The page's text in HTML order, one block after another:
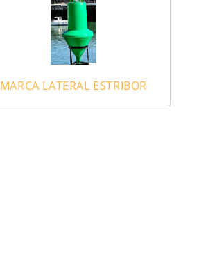
MARCA LATERAL ESTRIBOR